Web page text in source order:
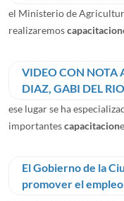
el Ministerio de
realizaremoscapacitacion
VIDEO CON NOTA
DIAZ, GABI DEL
ese lugar se ha
importantescapacitacion
El Gobierno de la
promover el empleo